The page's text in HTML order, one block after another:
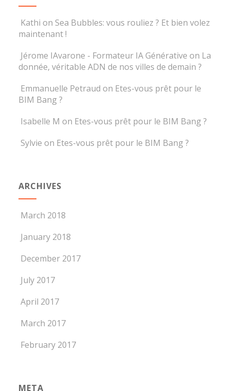
Kathi on Sea Bubbles: vous rouliez ? Et bien volez
maintenant !
Jérome IAvarone - Formateur IA Générative on La
donnée, véritable ADN de nos villes de demain ?
Emmanuelle Petraud on Etes-vous prêt pour le
BIM Bang ?
Isabelle M on Etes-vous prêt pour le BIM Bang ?
Sylvie on Etes-vous prêt pour le BIM Bang ?
ARCHIVES
March 2018
January 2018
December 2017
July 2017
April 2017
March 2017
February 2017
META